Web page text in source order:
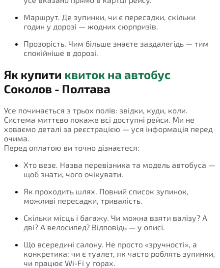
Маршрут. Де зупинки, чи є пересадки, скільки
годин у дорозі — жодних сюрпризів.
Прозорість. Чим більше знаєте заздалегідь — тим
спокійніше в дорозі.
Як купити квиток на автобус
Соколов - Полтава
Усе починається з трьох полів: звідки, куди, коли.
Система миттєво покаже всі доступні рейси. Ми не
ховаємо деталі за реєстрацією — уся інформація перед
очима.
Перед оплатою ви точно дізнаєтеся:
Хто везе. Назва перевізника та модель автобуса —
щоб знати, чого очікувати.
Як проходить шлях. Повний список зупинок,
можливі пересадки, тривалість.
Скільки місць і багажу. Чи можна взяти валізу? А
дві? А велосипед? Відповідь — у описі.
Що всередині салону. Не просто «зручності», а
конкретика: чи є туалет, як часто роблять зупинки,
чи працює Wi-Fi у горах.